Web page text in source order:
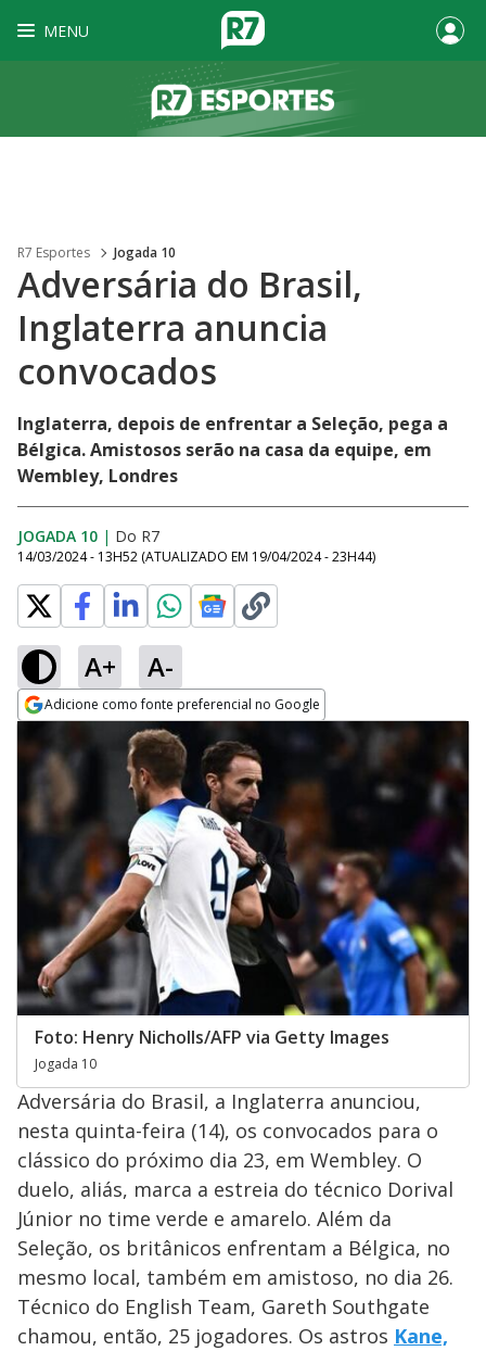
MENU
R7 Esportes Jogada 10
Adversária do Brasil,
Inglaterra anuncia
convocados
Inglaterra, depois de enfrentar a Seleção, pega a
Bélgica. Amistosos serão na casa da equipe, em
Wembley, Londres
JOGADA 10 | Do R7
14/03/2024 - 13H52 (ATUALIZADO EM 19/04/2024 - 23H44)
A+ A-
Adicione como fonte preferencial no Google
Opens in new window
Foto: Henry Nicholls/AFP via Getty Images
Jogada 10
Adversária do Brasil, a Inglaterra anunciou,
nesta quinta-feira (14), os convocados para o
clássico do próximo dia 23, em Wembley. O
duelo, aliás, marca a estreia do técnico Dorival
Júnior no time verde e amarelo. Além da
Seleção, os britânicos enfrentam a Bélgica, no
mesmo local, também em amistoso, no dia 26.
Técnico do English Team, Gareth Southgate
chamou, então, 25 jogadores. Os astros Kane,